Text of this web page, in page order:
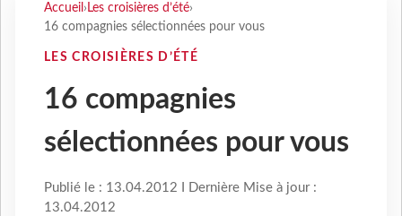
Accueil › Les croisières d’été›
16 compagnies sélectionnées pour vous
LES CROISIÈRES D’ÉTÉ
16 compagnies
sélectionnées pour vous
Publié le : 13.04.2012 I Dernière Mise à jour :
13.04.2012